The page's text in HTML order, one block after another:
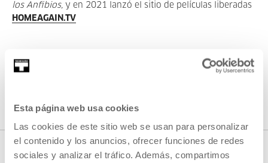
Esta página web usa cookies
Las cookies de este sitio web se usan para personalizar
el contenido y los anuncios, ofrecer funciones de redes
sociales y analizar el tráfico. Además, compartimos
los Anfibios, y en 2021 lanzó el sitio de películas liberadas
HOMEAGAIN.TV